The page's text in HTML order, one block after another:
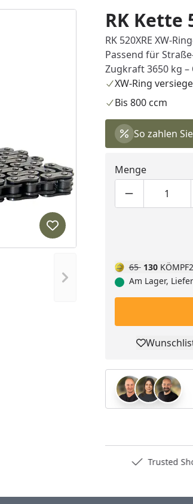
Nächstes Bild anzeigen
Produkt zur Wunschliste
RK Kette
RK 520XRE XW-
Passend für
Zugkraft 3650 kg
XW-Ring
Bis 800 ccm
So zahlen
Menge
65 130
Am Lager,
Trusted